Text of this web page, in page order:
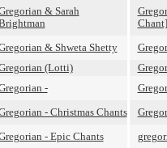
& Sarah
Chant]
& Shweta Shetty
(Lotti)
-
- Christmas Chants
- Epic Chants